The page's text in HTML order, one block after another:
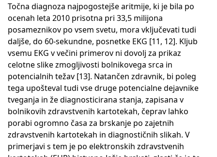
Točna diagnoza najpogostejše aritmije, ki je bila po
ocenah leta 2010 prisotna pri 33,5 milijona
posameznikov po vsem svetu, mora vključevati tudi
daljše, do 60-sekundne, posnetke EKG [11, 12]. Kljub
vsemu EKG v večini primerov ni dovolj za prikaz
celotne slike zmogljivosti bolnikovega srca in
potencialnih težav [13]. Natančen zdravnik, bi poleg
tega upošteval tudi vse druge potencialne dejavnike
tveganja in že diagnosticirana stanja, zapisana v
bolnikovih zdravstvenih kartotekah, čeprav lahko
porabi ogromno časa za brskanje po zajetnih
zdravstvenih kartotekah in diagnostičnih slikah. V
primerjavi s tem je po elektronskih zdravstvenih